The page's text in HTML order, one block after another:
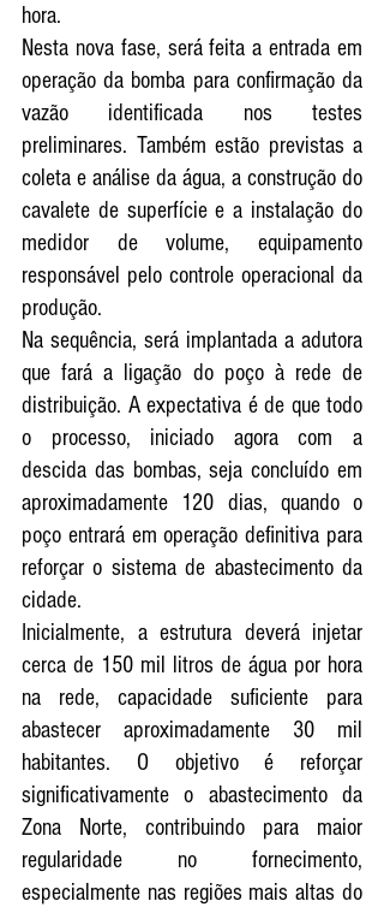
hora.
Nesta nova fase, será feita a entrada em
operação da bomba para confirmação da
vazão identificada nos testes
preliminares. Também estão previstas a
coleta e análise da água, a construção do
cavalete de superfície e a instalação do
medidor de volume, equipamento
responsável pelo controle operacional da
produção.
Na sequência, será implantada a adutora
que fará a ligação do poço à rede de
distribuição. A expectativa é de que todo
o processo, iniciado agora com a
descida das bombas, seja concluído em
aproximadamente 120 dias, quando o
poço entrará em operação definitiva para
reforçar o sistema de abastecimento da
cidade.
Inicialmente, a estrutura deverá injetar
cerca de 150 mil litros de água por hora
na rede, capacidade suficiente para
abastecer aproximadamente 30 mil
habitantes. O objetivo é reforçar
significativamente o abastecimento da
Zona Norte, contribuindo para maior
regularidade no fornecimento,
especialmente nas regiões mais altas do